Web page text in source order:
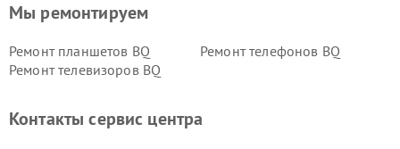
Мы ремонтируем
Ремонт планшетов BQ
Ремонт телефонов BQ
Ремонт телевизоров BQ
Контакты сервис центра